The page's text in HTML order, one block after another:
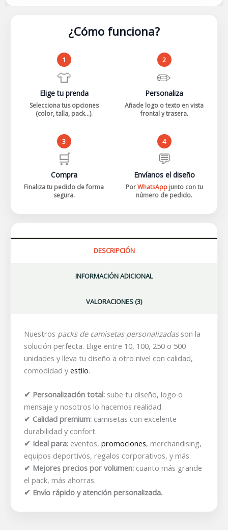
¿Cómo funciona?
1
👕
Elige tu prenda
Selecciona tus opciones
(color, talla, pack...).
2
✏️
Personaliza
Añade logo o texto en vista
frontal y trasera.
3
🛒
Compra
Finaliza tu pedido de forma
segura.
4
💬
Envíanos el diseño
PorWhatsApp junto con tu
número de pedido.
DESCRIPCIÓN
INFORMACIÓN ADICIONAL
VALORACIONES (3)
Nuestros packs de camisetas personalizadasson la
solución perfecta. Elige entre 10, 100, 250 o 500
unidades y lleva tu diseño a otro nivel con calidad,
comodidad y estilo.
✔ Personalización total: sube tu diseño, logo o
mensaje y nosotros lo hacemos realidad.
✔ Calidad premium: camisetas con excelente
durabilidad y confort.
✔ Ideal para: eventos, promociones, merchandising,
equipos deportivos, regalos corporativos, y más.
✔ Mejores precios por volumen: cuanto más grande
el pack, más ahorras.
✔ Envío rápido y atención personalizada.